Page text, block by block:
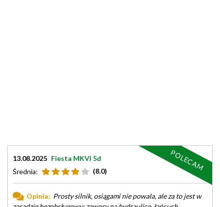
13.08.2025 Fiesta MKVI 5d
Średnia:
(8.0)
Opinia: Prosty silnik, osiągami nie powala, ale za to jest w
POLECAM